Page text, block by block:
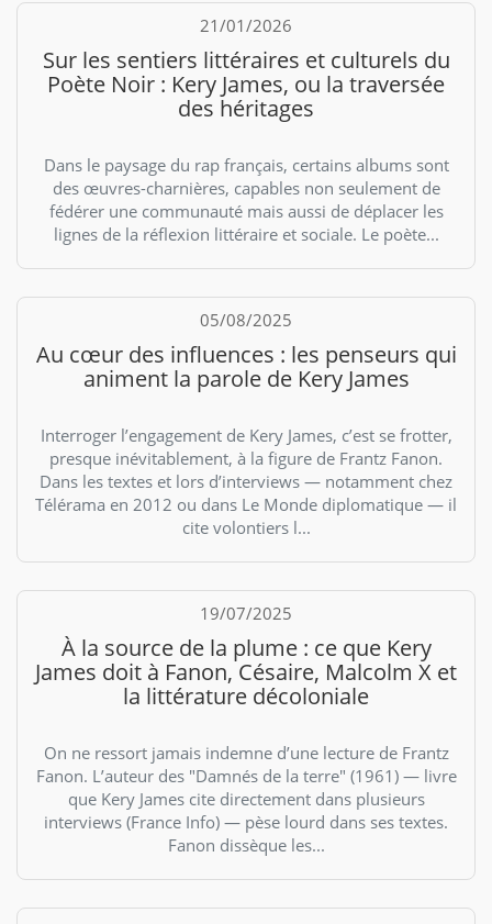
21/01/2026
Sur les sentiers littéraires et culturels du
Poète Noir : Kery James, ou la traversée
des héritages
Dans le paysage du rap français, certains albums sont
des œuvres-charnières, capables non seulement de
fédérer une communauté mais aussi de déplacer les
lignes de la réflexion littéraire et sociale. Le poète...
05/08/2025
Au cœur des influences : les penseurs qui
animent la parole de Kery James
Interroger l’engagement de Kery James, c’est se frotter,
presque inévitablement, à la figure de Frantz Fanon.
Dans les textes et lors d’interviews — notamment chez
Télérama en 2012 ou dans Le Monde diplomatique — il
cite volontiers l...
19/07/2025
À la source de la plume : ce que Kery
James doit à Fanon, Césaire, Malcolm X et
la littérature décoloniale
On ne ressort jamais indemne d’une lecture de Frantz
Fanon. L’auteur des "Damnés de la terre" (1961) — livre
que Kery James cite directement dans plusieurs
interviews (France Info) — pèse lourd dans ses textes.
Fanon dissèque les...